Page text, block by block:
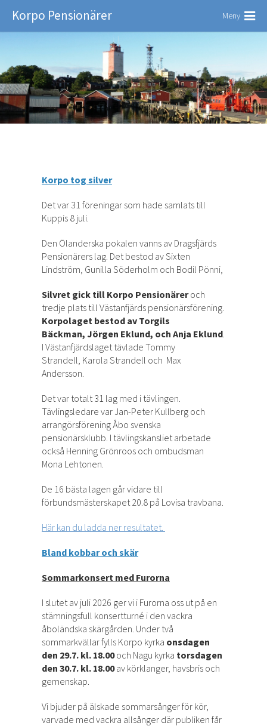
Korpo Pensionärer Meny
Korpo tog silver
Det var 31 föreningar som hade samlats till
Kuppis 8 juli.
Den Ölanderska pokalen vanns av Dragsfjärds
Pensionärers lag. Det bestod av Sixten
Lindström, Gunilla Söderholm och Bodil Pönni,
Silvret gick till Korpo Pensionäreroch
tredje plats till Västanfjärds pensionärsförening.
Korpolaget bestod av Torgils
Bäckman, Jörgen Eklund, och Anja Eklund.
I Västanfjärdslaget tävlade Tommy
Strandell, Karola Strandell och Max
Andersson.
Det var totalt 31 lag med i tävlingen.
Tävlingsledare var Jan-Peter Kullberg och
arrangörsförening Åbo svenska
pensionärsklubb. I tävlingskansliet arbetade
också Henning Grönroos och ombudsman
Mona Lehtonen.
De 16 bästa lagen går vidare till
förbundsmästerskapet 20.8 på Lovisa travbana.
Här kan du ladda ner resultatet.
Bland kobbar och skär
Sommarkonsert med Furorna
I slutet av juli 2026 ger vi i Furorna oss ut på en
stämningsfull konsertturné i den vackra
åboländska skärgården. Under två
sommarkvällar fylls Korpo kyrka onsdagen
den 29.7. kl. 18.00och Nagu kyrka torsdagen
den 30.7. kl. 18.00av körklanger, havsbris och
gemenskap.
Vi bjuder på älskade sommarsånger för kör,
varvade med vackra allsånger där publiken får